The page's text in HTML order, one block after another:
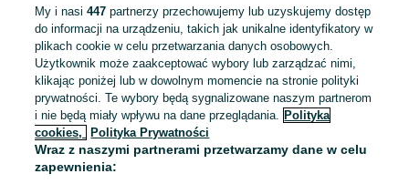
To ogłoszenie nie jest już dostępne
My i nasi447 partnerzy przechowujemy lub uzyskujemy dostęp
do informacji na urządzeniu, takich jak unikalne identyfikatory w
plikach cookie w celu przetwarzania danych osobowych.
Użytkownik może zaakceptować wybory lub zarządzać nimi,
klikając poniżej lub w dowolnym momencie na stronie polityki
prywatności. Te wybory będą sygnalizowane naszym partnerom
i nie będą miały wpływu na dane przeglądania. Polityka
cookies,
Polityka Prywatności
Wraz z naszymi partnerami przetwarzamy dane w celu
zapewnienia: